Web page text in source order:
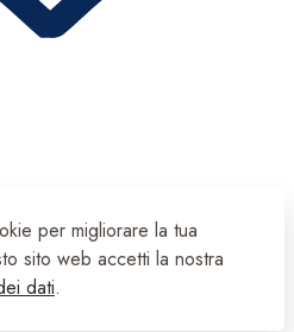
per migliorare la tua
sito web accetti la nostra
dati.